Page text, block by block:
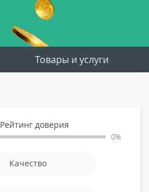
Товары и услуги
Рейтинг доверия
0%
Качество